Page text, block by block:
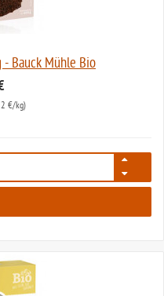
- Bauck Mühle Bio
€/kg)
122